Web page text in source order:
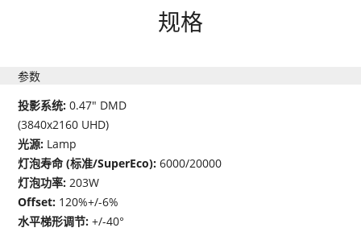
规格
参数
投影系统:0.47" DMD
(3840x2160 UHD)
光源: Lamp
灯泡寿命 (标准/SuperEco):6000/20000
灯泡功率:203W
Offset: 120%+/-6%
水平梯形调节:+/-40°